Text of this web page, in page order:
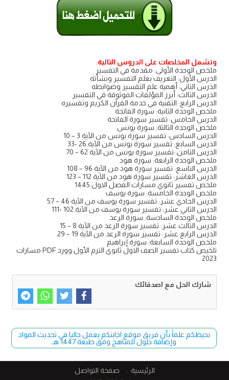
وتشمل المخلصات على الدروس التالية:
ملخص الوحدة الأولى: مقدمة في التفسير
الدرس الأول: التعريف بعلم التفسير ونشأته
الدرس الثاني: أهمية علم التفسير وضوابطه
الدرس الثالث: أبرز المؤلفات الموثوقة في التفسير
الدرس الرابع: التقنية في خدمة القرآن الكريم وتفسيره
ملخص الوحدة الثانية: سورة الفاتحة
الدرس الخامس: تفسير سورة الفاتحة
ملخص الوحدة الثالثة: سورة يونس
الدرس السادس: تفسير سورة يونس من الآية 3 – 10
الدرس السابع: تفسير سورة يونس من الآية 26 -33
الدرس الثامن: تفسير سورة يونس من الآية 62 – 70
ملخص الوحدة الرابعة: سورة هود
الدرس التاسع: تفسير سورة هود من الآية 96 – 108
الدرس العاشر: تفسير سورة هود من الآية 112 – 123
ملخص تفسير ثانوي مسارات الفصل الاول 1445
ملخص الوحدة الخامسة: سورة يوسف
الدرس الحادي عشر: تفسير سورة يوسف من الآية 46 – 57
الدرس الثاني عشر: تفسير سورة يوسف من الآية 102 -111
ملخص الوحدة السادسة: سورة الرعد
الدرس الثالث عشر: تفسير سورة الرعد من الآية 8 – 15
الدرس الرابع عشر: تفسير سورة الرعد من الآية 19 – 29
ملخص الوحدة السابعة: سورة إبراهيم
تلخيص كتاب تفسير الصف الاول ثانوي الترم الأول وورد PDF مسارات
2023
شارك الحل مع اصدقائك
نحيطكم علماً بأن فريق موقع اجابتكم يعمل حاليا في تحديث المواد
وإضافة حلول للمناهج وفق طبعة 1447 هـ
الرئيسية صفحة التواصل